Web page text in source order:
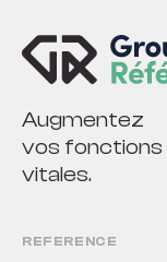
Augmentez
vos fonctions
vitales.
REFERENCE